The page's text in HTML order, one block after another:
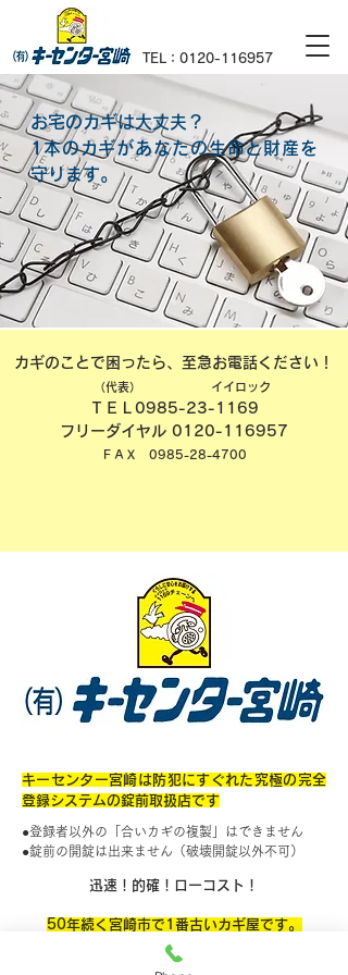
TEL：0120-116957
お宅のカギは大丈夫？
1本のカギがあなたの生命と財産を
守ります。
カギのことで困ったら、至急お電話ください！
ＴＥＬ0985-23-1169
フリーダイヤル 0120-116957
​ＦＡＸ 0985-28-4700
（代表） イイロック
キーセンター宮崎は防犯にすぐれた究極の完全
登録システムの錠前取扱店です
●登録者以外の「合いカギの複製」はできません
●錠前の開錠は出来ません（破壊開錠以外不可）
迅速！的確！ローコスト！
50年続く宮崎市で1番古いカギ屋です。
キーセンター宮崎はホームセキュリティーの